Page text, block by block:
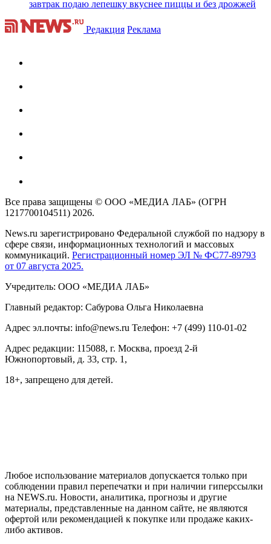
завтрак подаю лепешку вкуснее пиццы и без дрожжей
Редакция Реклама
Все права защищены © ООО «МЕДИА ЛАБ» (ОГРН
1217700104511) 2026.
News.ru зарегистрировано Федеральной службой по надзору в
сфере связи, информационных технологий и массовых
коммуникаций. Регистрационный номер ЭЛ № ФС77-89793
от 07 августа 2025.
Учредитель: ООО «МЕДИА ЛАБ»
Главный редактор: Сабурова Ольга Николаевна
Адрес эл.почты: info@news.ru Телефон: +7 (499) 110-01-02
Адрес редакции: 115088, г. Москва, проезд 2-й
Южнопортовый, д. 33, стр. 1,
18+, запрещено для детей.
Любое использование материалов допускается только при
соблюдении правил перепечатки и при наличии гиперссылки
на NEWS.ru. Новости, аналитика, прогнозы и другие
материалы, представленные на данном сайте, не являются
офертой или рекомендацией к покупке или продаже каких-
либо активов.